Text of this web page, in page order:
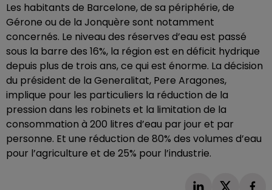
Les habitants de Barcelone, de sa périphérie, de
Gérone ou de la Jonquère sont notamment
concernés. Le niveau des réserves d’eau est passé
sous la barre des 16%, la région est en déficit hydrique
depuis plus de trois ans, ce qui est énorme. La décision
du président de la Generalitat, Pere Aragones,
implique pour les particuliers la réduction de la
pression dans les robinets et la limitation de la
consommation à 200 litres d’eau par jour et par
personne. Et une réduction de 80% des volumes d’eau
pour l’agriculture et de 25% pour l’industrie.